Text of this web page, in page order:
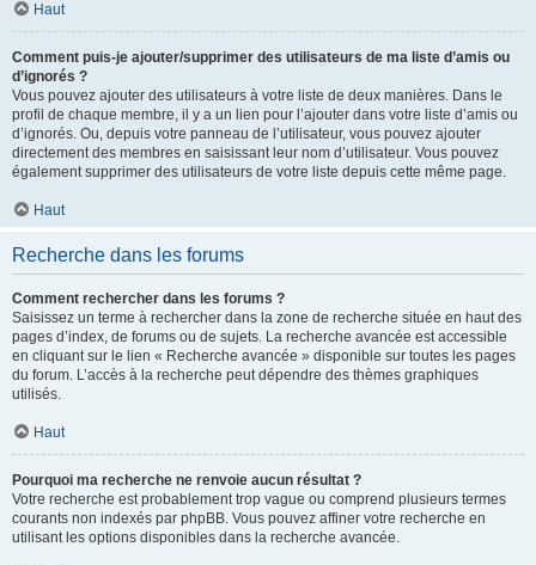
Haut
Comment puis-je ajouter/supprimer des utilisateurs de ma liste d’amis ou
d’ignorés ?
Vous pouvez ajouter des utilisateurs à votre liste de deux manières. Dans le
profil de chaque membre, il y a un lien pour l’ajouter dans votre liste d’amis ou
d’ignorés. Ou, depuis votre panneau de l’utilisateur, vous pouvez ajouter
directement des membres en saisissant leur nom d’utilisateur. Vous pouvez
également supprimer des utilisateurs de votre liste depuis cette même page.
Haut
Recherche dans les forums
Comment rechercher dans les forums ?
Saisissez un terme à rechercher dans la zone de recherche située en haut des
pages d’index, de forums ou de sujets. La recherche avancée est accessible
en cliquant sur le lien « Recherche avancée » disponible sur toutes les pages
du forum. L’accès à la recherche peut dépendre des thèmes graphiques
utilisés.
Haut
Pourquoi ma recherche ne renvoie aucun résultat ?
Votre recherche est probablement trop vague ou comprend plusieurs termes
courants non indexés par phpBB. Vous pouvez affiner votre recherche en
utilisant les options disponibles dans la recherche avancée.